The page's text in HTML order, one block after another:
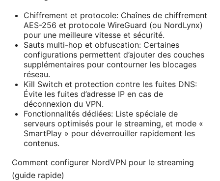
Chiffrement et protocole: Chaînes de chiffrement
AES-256 et protocole WireGuard (ou NordLynx)
pour une meilleure vitesse et sécurité.
Sauts multi-hop et obfuscation: Certaines
configurations permettent d’ajouter des couches
supplémentaires pour contourner les blocages
réseau.
Kill Switch et protection contre les fuites DNS:
Évite les fuites d’adresse IP en cas de
déconnexion du VPN.
Fonctionnalités dédiées: Liste spéciale de
serveurs optimisés pour le streaming, et mode «
SmartPlay » pour déverrouiller rapidement les
contenus.
Comment configurer NordVPN pour le streaming
(guide rapide)